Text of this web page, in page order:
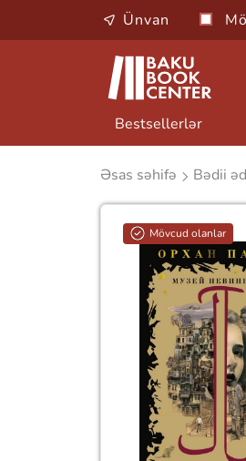
Ünvan
Bestsellerlər
Əsas səhifə Bədii
Mövcud olanlar